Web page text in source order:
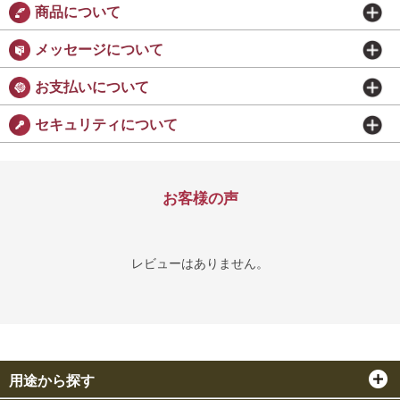
商品について
メッセージについて
お支払いについて
セキュリティについて
お客様の声
レビューはありません。
用途から探す